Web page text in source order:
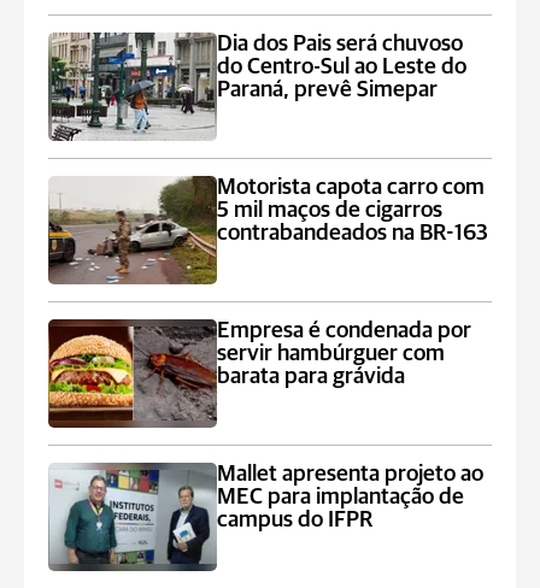
Dia dos Pais será chuvoso
do Centro-Sul ao Leste do
Paraná, prevê Simepar
Motorista capota carro com
5 mil maços de cigarros
contrabandeados na BR-163
Empresa é condenada por
servir hambúrguer com
barata para grávida
Mallet apresenta projeto ao
MEC para implantação de
campus do IFPR